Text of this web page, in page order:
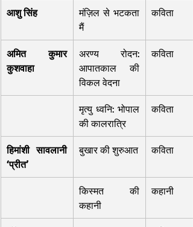
आशु सिंह
मंज़िल से भटकता
मैं
कविता
अमित कुमार
कुशवाहा
अरण्य रोदन:
आपातकाल की
विकल वेदना
कविता
मृत्यु ध्वनि: भोपाल
की कालरात्रि
कविता
हिमांशी सावलानी
‘प्रीत’
बुखार की शुरुआत कविता
किस्मत की
कहानी
कहानी